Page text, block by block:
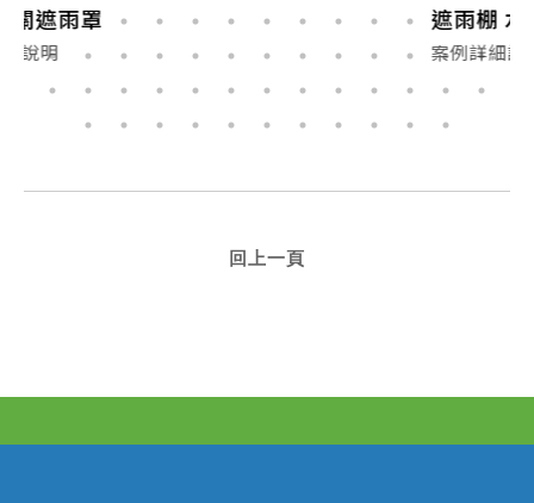
遮雨棚 水槽 白鐵架 封板 接水管
案例詳細說明
回上一頁